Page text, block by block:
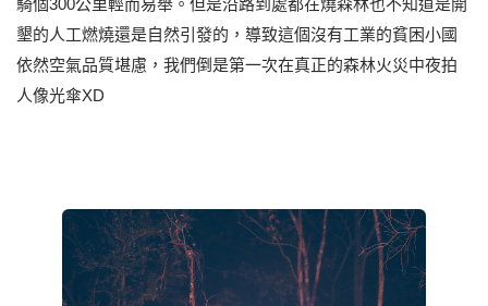
騎個300公里輕而易舉。但是沿路到處都在燒森林也不知道是開
墾的人工燃燒還是自然引發的，導致這個沒有工業的貧困小國
依然空氣品質堪慮，我們倒是第一次在真正的森林火災中夜拍
人像光傘XD